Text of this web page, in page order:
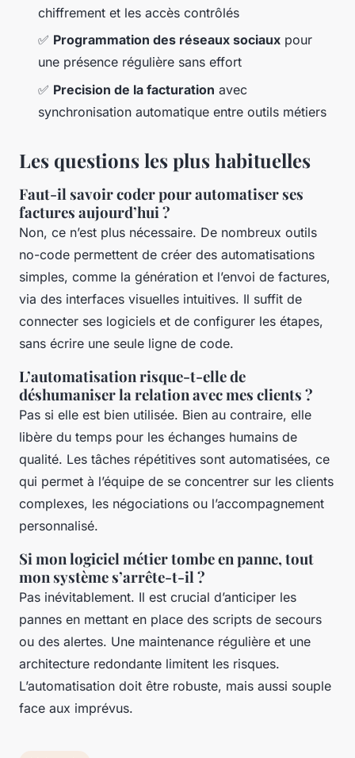
chiffrement et les accès contrôlés
✅ Programmation des réseaux sociaux pour
une présence régulière sans effort
✅ Precision de la facturation avec
synchronisation automatique entre outils métiers
Les questions les plus habituelles
Faut-il savoir coder pour automatiser ses
factures aujourd’hui ?
Non, ce n’est plus nécessaire. De nombreux outils
no-code permettent de créer des automatisations
simples, comme la génération et l’envoi de factures,
via des interfaces visuelles intuitives. Il suffit de
connecter ses logiciels et de configurer les étapes,
sans écrire une seule ligne de code.
L’automatisation risque-t-elle de
déshumaniser la relation avec mes clients ?
Pas si elle est bien utilisée. Bien au contraire, elle
libère du temps pour les échanges humains de
qualité. Les tâches répétitives sont automatisées, ce
qui permet à l’équipe de se concentrer sur les clients
complexes, les négociations ou l’accompagnement
personnalisé.
Si mon logiciel métier tombe en panne, tout
mon système s’arrête-t-il ?
Pas inévitablement. Il est crucial d’anticiper les
pannes en mettant en place des scripts de secours
ou des alertes. Une maintenance régulière et une
architecture redondante limitent les risques.
L’automatisation doit être robuste, mais aussi souple
face aux imprévus.